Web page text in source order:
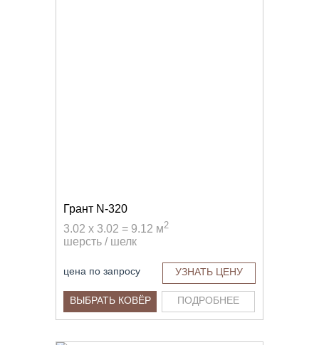
Грант N-320
3.02 x 3.02 = 9.12 м2
шерсть / шелк
цена по запросу УЗНАТЬ ЦЕНУ
ВЫБРАТЬ КОВЁР ПОДРОБНЕЕ